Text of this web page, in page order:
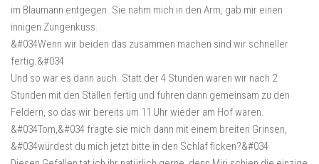
im Blaumann entgegen. Sie nahm mich in den Arm, gab mir einen
innigen Zungenkuss.
&#034Wenn wir beiden das zusammen machen sind wir schneller
fertig.&#034
Und so war es dann auch. Statt der 4 Stunden waren wir nach 2
Stunden mit den Ställen fertig und fuhren dann gemeinsam zu den
Feldern, so das wir bereits um 11 Uhr wieder am Hof waren.
&#034Tom,&#034 fragte sie mich dann mit einem breiten Grinsen,
&#034würdest du mich jetzt bitte in den Schlaf ficken?&#034